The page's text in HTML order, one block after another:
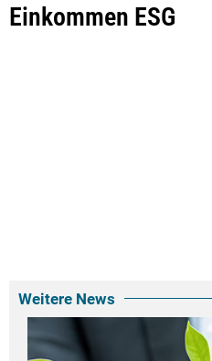
Einkommen ESG
Weitere News